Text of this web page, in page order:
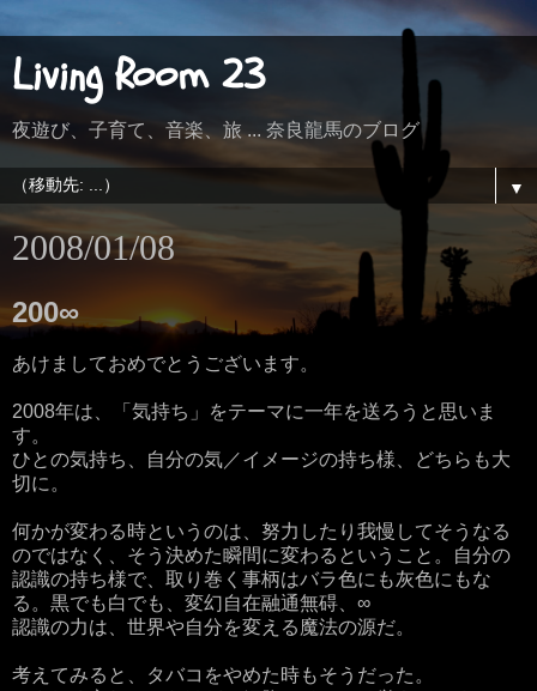
Living Room 23
夜遊び、子育て、音楽、旅 ... 奈良龍馬のブログ
▼
2008/01/08
200∞
あけましておめでとうございます。
2008年は、「気持ち」をテーマに一年を送ろうと思いま
す。
ひとの気持ち、自分の気／イメージの持ち様、どちらも大
切に。
何かが変わる時というのは、努力したり我慢してそうなる
のではなく、そう決めた瞬間に変わるということ。自分の
認識の持ち様で、取り巻く事柄はバラ色にも灰色にもな
る。黒でも白でも、変幻自在融通無碍、∞
認識の力は、世界や自分を変える魔法の源だ。
考えてみると、タバコをやめた時もそうだった。